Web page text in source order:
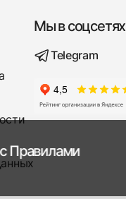
Мы в соцсетях
Telegram
Правилами